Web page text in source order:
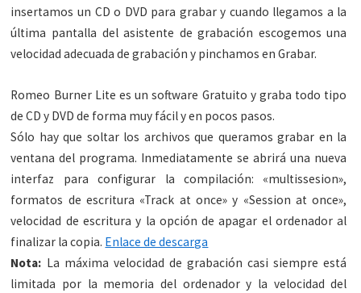
insertamos un CD o DVD para grabar y cuando llegamos a la
última pantalla del asistente de grabación escogemos una
velocidad adecuada de grabación y pinchamos en Grabar.
Romeo Burner Lite es un software Gratuito y graba todo tipo
de CD y DVD de forma muy fácil y en pocos pasos.
Sólo hay que soltar los archivos que queramos grabar en la
ventana del programa. Inmediatamente se abrirá una nueva
interfaz para configurar la compilación: «multissesion»,
formatos de escritura «Track at once» y «Session at once»,
velocidad de escritura y la opción de apagar el ordenador al
finalizar la copia. Enlace de descarga
Nota: La máxima velocidad de grabación casi siempre está
limitada por la memoria del ordenador y la velocidad del